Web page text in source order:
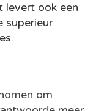
levert ook een
superieur
om